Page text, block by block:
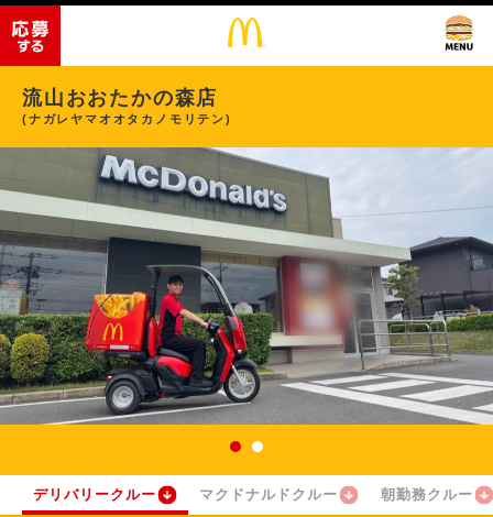
流山おおたかの森店
(ナガレヤマオオタカノモリテン)
デリバリークルー マクドナルドクルー 朝勤務クルー